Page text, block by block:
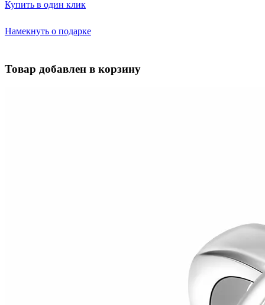
Купить в один клик
Намекнуть о подарке
Товар добавлен в корзину